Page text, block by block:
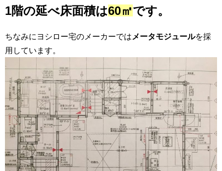
1階の延べ床面積は60㎡です。
ちなみにヨシロー宅のメーカーでは メータモジュールを採
用しています。